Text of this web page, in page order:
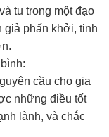
tu trong một đạo
giả phấn khởi, tinh
cầu cho gia
những điều tốt
lành, và chắc